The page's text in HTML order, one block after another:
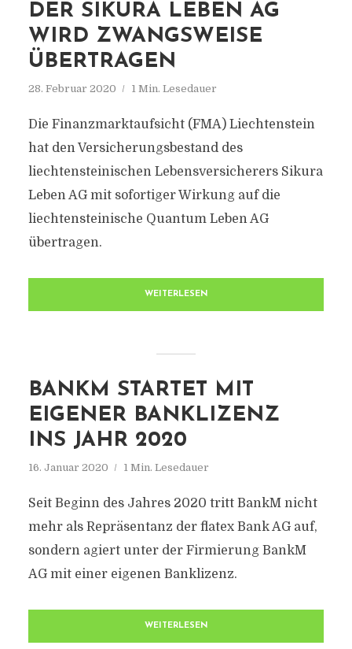
DER SIKURA LEBEN AG
WIRD ZWANGSWEISE
ÜBERTRAGEN
28. Februar 2020 1 Min. Lesedauer
Die Finanzmarktaufsicht (FMA) Liechtenstein
hat den Versicherungsbestand des
liechtensteinischen Lebensversicherers Sikura
Leben AG mit sofortiger Wirkung auf die
liechtensteinische Quantum Leben AG
übertragen.
WEITERLESEN
BANKM STARTET MIT
EIGENER BANKLIZENZ
INS JAHR 2020
16. Januar 2020 1 Min. Lesedauer
Seit Beginn des Jahres 2020 tritt BankM nicht
mehr als Repräsentanz der flatex Bank AG auf,
sondern agiert unter der Firmierung BankM
AG mit einer eigenen Banklizenz.
WEITERLESEN